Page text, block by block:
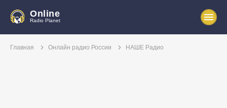
Online
Radio Planet
Главная Онлайн радио России НАШЕ Радио